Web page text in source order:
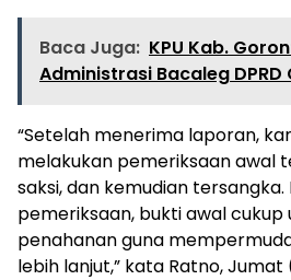
Baca Juga: KPU Kab.
Administrasi Bacaleg DPRD
“Setelah menerima laporan,
melakukan pemeriksaan awal
saksi, dan kemudian
pemeriksaan, bukti awal
penahanan guna
lebih lanjut,” kata Ratno, Jumat